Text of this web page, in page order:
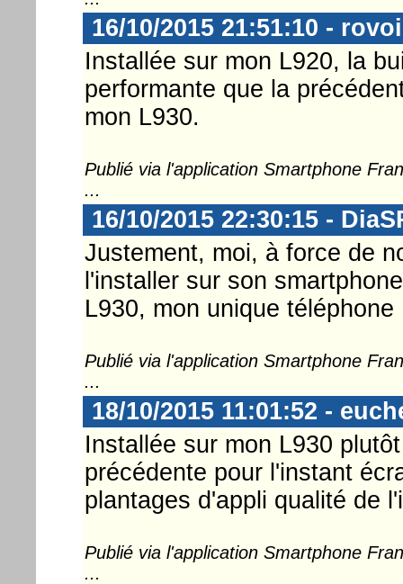
16/10/2015 21:51:10 - rovoi
Installée sur mon L920, la
performante que la
mon L930.
Publié via l'application Smartphone
...
16/10/2015 22:30:15 -
Justement, moi, à force de
l'installer sur son
L930, mon unique téléphone
Publié via l'application Smartphone
...
18/10/2015 11:01:52 -
Installée sur mon L930
précédente pour l'instant
plantages d'appli qualité de
Publié via l'application Smartphone
...